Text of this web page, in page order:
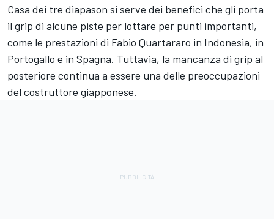
Casa dei tre diapason si serve dei benefici che gli porta
il grip di alcune piste per lottare per punti importanti,
come le prestazioni di Fabio Quartararo in Indonesia, in
Portogallo e in Spagna. Tuttavia, la mancanza di grip al
posteriore continua a essere una delle preoccupazioni
del costruttore giapponese.